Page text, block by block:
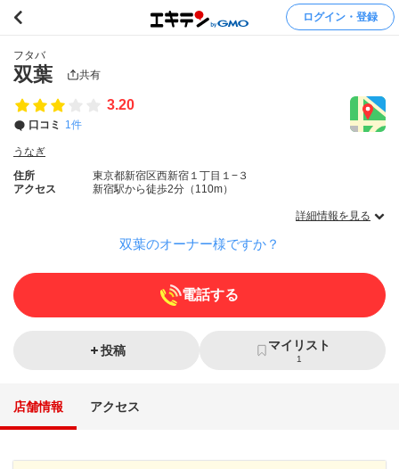
ログイン・登録
フタバ
双葉 共有
3.20
口コミ 1件
うなぎ
住所
東京都新宿区西新宿１丁目１−３
アクセス
新宿駅から徒歩2分（110m）
詳細情報を見る
双葉のオーナー様ですか？
電話する
投稿 マイリスト
1
店舗情報 アクセス